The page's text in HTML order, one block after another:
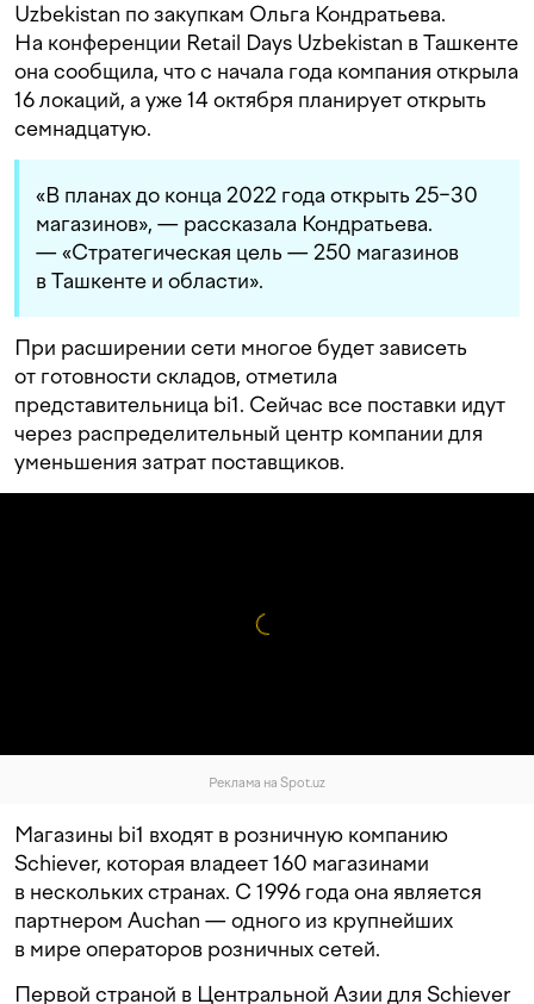
Uzbekistan по закупкам Ольга Кондратьева.
На конференции Retail Days Uzbekistan в Ташкенте
она сообщила, что с начала года компания открыла
16 локаций, а уже 14 октября планирует открыть
семнадцатую.
«В планах до конца 2022 года открыть 25−30
магазинов», — рассказала Кондратьева.
— «Стратегическая цель — 250 магазинов
в Ташкенте и области».
При расширении сети многое будет зависеть
от готовности складов, отметила
представительница bi1. Сейчас все поставки идут
через распределительный центр компании для
уменьшения затрат поставщиков.
Реклама на Spot.uz
Магазины bi1 входят в розничную компанию
Schiever, которая владеет 160 магазинами
в нескольких странах. С 1996 года она является
партнером Auchan — одного из крупнейших
в мире операторов розничных сетей.
Первой страной в Центральной Азии для Schiever